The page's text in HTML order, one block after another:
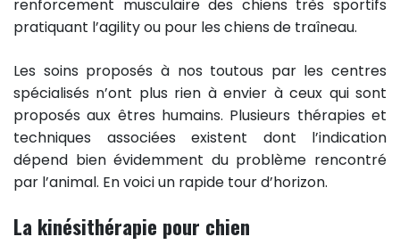
renforcement musculaire des chiens très sportifs
pratiquant l’agility ou pour les chiens de traîneau.
Les soins proposés à nos toutous par les centres
spécialisés n’ont plus rien à envier à ceux qui sont
proposés aux êtres humains. Plusieurs thérapies et
techniques associées existent dont l’indication
dépend bien évidemment du problème rencontré
par l’animal. En voici un rapide tour d’horizon.
La kinésithérapie pour chien